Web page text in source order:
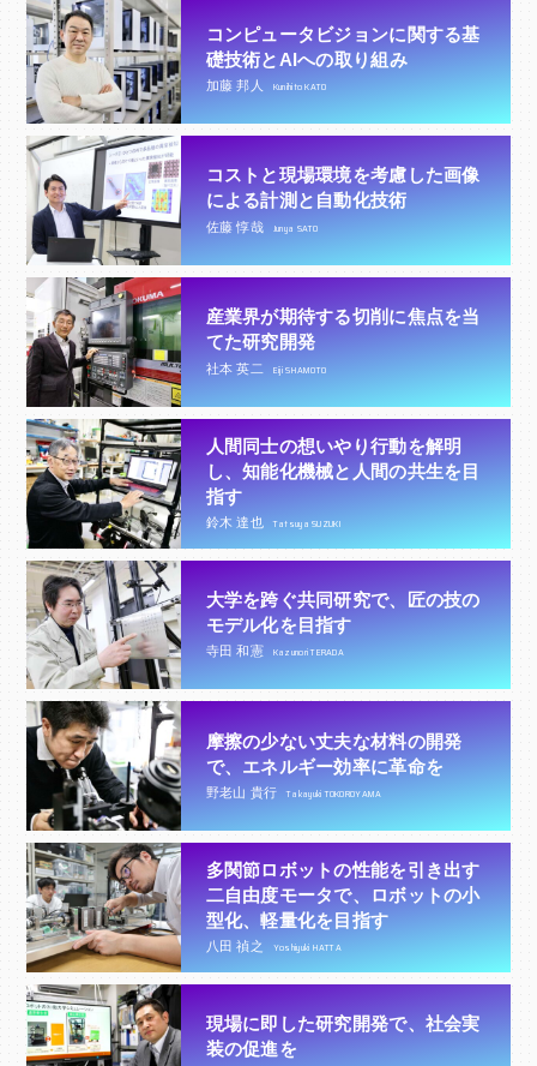
コンピュータビジョンに関する基
礎技術とAIへの取り組み
加藤 邦人 Kunihito KATO
コストと現場環境を考慮した画像
による計測と自動化技術
佐藤 惇哉 Junya SATO
産業界が期待する切削に焦点を当
てた研究開発
社本 英二 Eiji SHAMOTO
人間同士の想いやり行動を解明
し、知能化機械と人間の共生を目
指す
鈴木 達也 Tatsuya SUZUKI
大学を跨ぐ共同研究で、匠の技の
モデル化を目指す
寺田 和憲 Kazunori TERADA
摩擦の少ない丈夫な材料の開発
で、エネルギー効率に革命を
野老山 貴行 Takayuki TOKOROYAMA
多関節ロボットの性能を引き出す
二自由度モータで、ロボットの小
型化、軽量化を目指す
八田 禎之 Yoshiyuki HATTA
現場に即した研究開発で、社会実
装の促進を